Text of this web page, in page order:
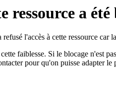
ressource a
l'accès à cette ressource car
faiblesse. Si le blocage n'est
pour qu'on puisse adapter le